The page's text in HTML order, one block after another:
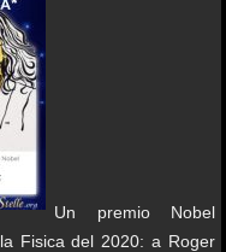
Un premio Nobel
Fisica del 2020: a Roger